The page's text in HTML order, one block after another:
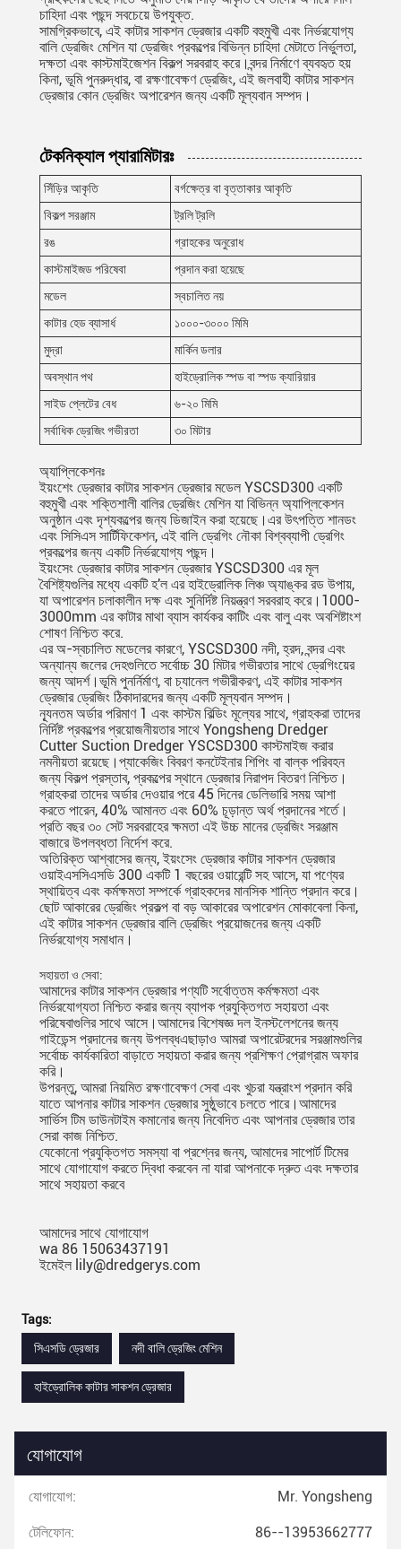
চাহিদা এবং পছন্দ সবচেয়ে উপযুক্ত.
সামগ্রিকভাবে, এই কাটার সাকশন ড্রেজার একটি বহুমুখী এবং নির্ভরযোগ্য
বালি ড্রেজিং মেশিন যা ড্রেজিং প্রকল্পের বিভিন্ন চাহিদা মেটাতে নির্ভুলতা,
দক্ষতা এবং কাস্টমাইজেশন বিকল্প সরবরাহ করে।বন্দর নির্মাণে ব্যবহৃত হয়
কিনা, ভূমি পুনরুদ্ধার, বা রক্ষণাবেক্ষণ ড্রেজিং, এই জলবাহী কাটার সাকশন
ড্রেজার কোন ড্রেজিং অপারেশন জন্য একটি মূল্যবান সম্পদ।
টেকনিক্যাল প্যারামিটারঃ
সিঁড়ির আকৃতি
বর্গক্ষেত্র বা বৃত্তাকার আকৃতি
বিকল্প সরঞ্জাম
ট্রলি ট্রলি
রঙ
গ্রাহকের অনুরোধ
কাস্টমাইজড পরিষেবা
প্রদান করা হয়েছে
মডেল
স্বচালিত নয়
কাটার হেড ব্যাসার্ধ
১০০০-৩০০০ মিমি
মুদ্রা
মার্কিন ডলার
অবস্থান পথ
হাইড্রোলিক স্পড বা স্পড ক্যারিয়ার
সাইড প্লেটের বেধ
৬-২০ মিমি
সর্বাধিক ড্রেজিং গভীরতা
৩০ মিটার
অ্যাপ্লিকেশনঃ
ইয়ংশেং ড্রেজার কাটার সাকশন ড্রেজার মডেল YSCSD300 একটি
বহুমুখী এবং শক্তিশালী বালির ড্রেজিং মেশিন যা বিভিন্ন অ্যাপ্লিকেশন
অনুষ্ঠান এবং দৃশ্যকল্পের জন্য ডিজাইন করা হয়েছে।এর উৎপত্তি শানডং
এবং সিসিএস সার্টিফিকেশন, এই বালি ড্রেগিং নৌকা বিশ্বব্যাপী ড্রেগিং
প্রকল্পের জন্য একটি নির্ভরযোগ্য পছন্দ।
ইয়ংসেং ড্রেজার কাটার সাকশন ড্রেজার YSCSD300 এর মূল
বৈশিষ্ট্যগুলির মধ্যে একটি হ'ল এর হাইড্রোলিক লিঞ্চ অ্যাঙ্কর রড উপায়,
যা অপারেশন চলাকালীন দক্ষ এবং সুনির্দিষ্ট নিয়ন্ত্রণ সরবরাহ করে।1000-
3000mm এর কাটার মাথা ব্যাস কার্যকর কাটিং এবং বালু এবং অবশিষ্টাংশ
শোষণ নিশ্চিত করে.
এর অ-স্বচালিত মডেলের কারণে, YSCSD300 নদী, হ্রদ, বন্দর এবং
অন্যান্য জলের দেহগুলিতে সর্বোচ্চ 30 মিটার গভীরতার সাথে ড্রেগিংয়ের
জন্য আদর্শ।ভূমি পুনর্নির্মাণ, বা চ্যানেল গভীরীকরণ, এই কাটার সাকশন
ড্রেজার ড্রেজিং ঠিকাদারদের জন্য একটি মূল্যবান সম্পদ।
ন্যূনতম অর্ডার পরিমাণ 1 এবং কাস্টম বিল্ডিং মূল্যের সাথে, গ্রাহকরা তাদের
নির্দিষ্ট প্রকল্পের প্রয়োজনীয়তার সাথে Yongsheng Dredger
Cutter Suction Dredger YSCSD300 কাস্টমাইজ করার
নমনীয়তা রয়েছে।প্যাকেজিং বিবরণ কনটেইনার শিপিং বা বাল্ক পরিবহন
জন্য বিকল্প প্রস্তাব, প্রকল্পের স্থানে ড্রেজার নিরাপদ বিতরণ নিশ্চিত।
গ্রাহকরা তাদের অর্ডার দেওয়ার পরে 45 দিনের ডেলিভারি সময় আশা
করতে পারেন, 40% আমানত এবং 60% চূড়ান্ত অর্থ প্রদানের শর্তে।
প্রতি বছর ৩০ সেট সরবরাহের ক্ষমতা এই উচ্চ মানের ড্রেজিং সরঞ্জাম
বাজারে উপলব্ধতা নির্দেশ করে.
অতিরিক্ত আশ্বাসের জন্য, ইয়ংসেং ড্রেজার কাটার সাকশন ড্রেজার
ওয়াইএসসিএসডি 300 একটি 1 বছরের ওয়ারেন্টি সহ আসে, যা পণ্যের
স্থায়িত্ব এবং কর্মক্ষমতা সম্পর্কে গ্রাহকদের মানসিক শান্তি প্রদান করে।
ছোট আকারের ড্রেজিং প্রকল্প বা বড় আকারের অপারেশন মোকাবেলা কিনা,
এই কাটার সাকশন ড্রেজার বালি ড্রেজিং প্রয়োজনের জন্য একটি
নির্ভরযোগ্য সমাধান।
সহায়তা ও সেবা:
আমাদের কাটার সাকশন ড্রেজার পণ্যটি সর্বোত্তম কর্মক্ষমতা এবং
নির্ভরযোগ্যতা নিশ্চিত করার জন্য ব্যাপক প্রযুক্তিগত সহায়তা এবং
পরিষেবাগুলির সাথে আসে।আমাদের বিশেষজ্ঞ দল ইনস্টলেশনের জন্য
গাইডেন্স প্রদানের জন্য উপলব্ধএছাড়াও আমরা অপারেটরদের সরঞ্জামগুলির
সর্বোচ্চ কার্যকারিতা বাড়াতে সহায়তা করার জন্য প্রশিক্ষণ প্রোগ্রাম অফার
করি।
উপরন্তু, আমরা নিয়মিত রক্ষণাবেক্ষণ সেবা এবং খুচরা যন্ত্রাংশ প্রদান করি
যাতে আপনার কাটার সাকশন ড্রেজার সুষ্ঠুভাবে চলতে পারে।আমাদের
সার্ভিস টিম ডাউনটাইম কমানোর জন্য নিবেদিত এবং আপনার ড্রেজার তার
সেরা কাজ নিশ্চিত.
যেকোনো প্রযুক্তিগত সমস্যা বা প্রশ্নের জন্য, আমাদের সাপোর্ট টিমের
সাথে যোগাযোগ করতে দ্বিধা করবেন না যারা আপনাকে দ্রুত এবং দক্ষতার
সাথে সহায়তা করবে
আমাদের সাথে যোগাযোগ
wa 86 15063437191
ইমেইল lily@dredgerys.com
Tags:
সিএসডি ড্রেজার
নদী বালি ড্রেজিং মেশিন
হাইড্রোলিক কাটার সাকশন ড্রেজার
যোগাযোগ
যোগাযোগ: Mr. Yongsheng
টেলিফোন: 86--13953662777